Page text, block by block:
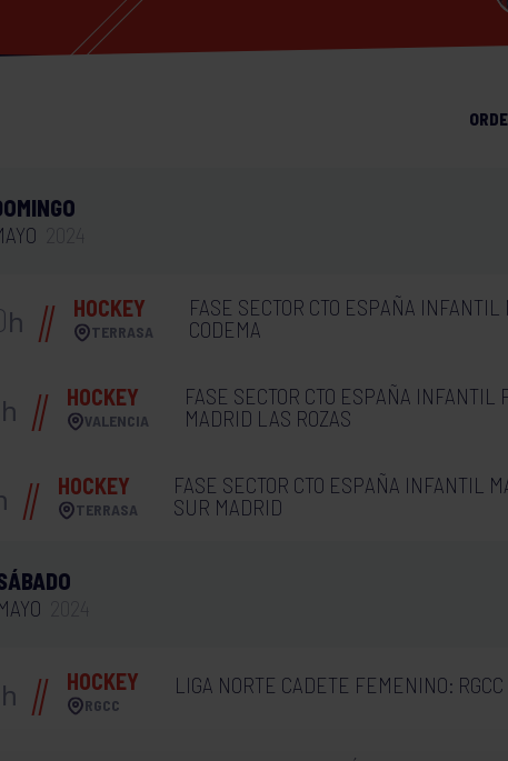
h HOCKEY
TERRASA
FASE SECTOR CTO ESPAÑA INFANTIL
CODEMA
h HOCKEY
VALENCIA
FASE SECTOR CTO ESPAÑA INFANTIL
MADRID LAS ROZAS
HOCKEY
TERRASA
FASE SECTOR CTO ESPAÑA INFANTIL
SUR MADRID
h HOCKEY
RGCC
LIGA NORTE CADETE FEMENINO: